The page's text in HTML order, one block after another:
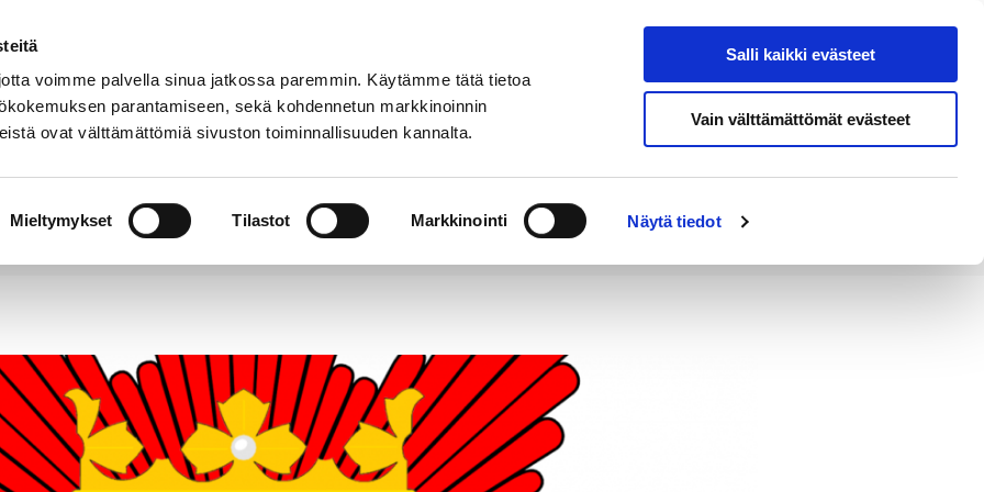
voimme palvella sinua jatkossa paremmin. Käytämme tätä tietoa
parantamiseen, sekä kohdennetun markkinoinnin
ovat välttämättömiä sivuston toiminnallisuuden kannalta.
Mieltymykset Tilastot Markkinointi Näytä tiedot
Salli kaikki evästeet
Vain välttämättömät evästeet
Hae sivustolta